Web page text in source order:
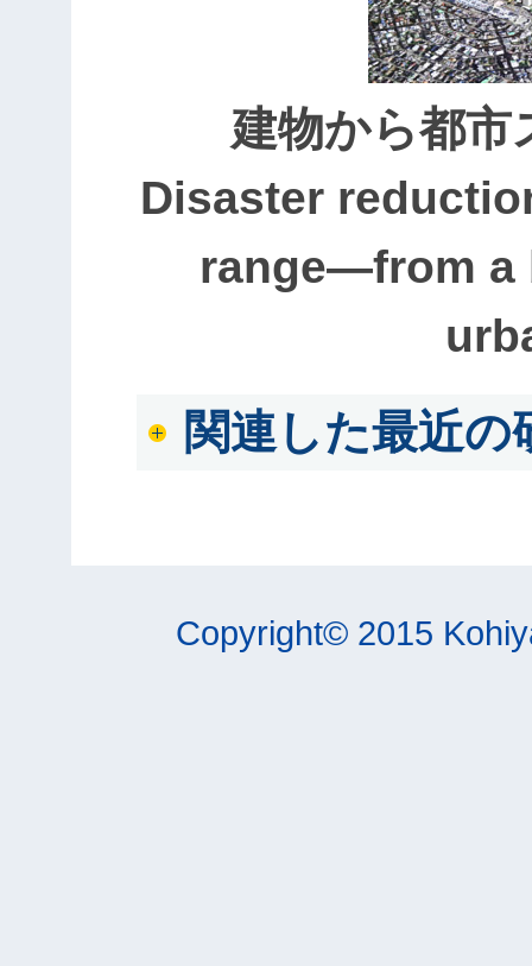
建物から都市
Disaster
range—from a
関連した最近の
Copyright© 2015